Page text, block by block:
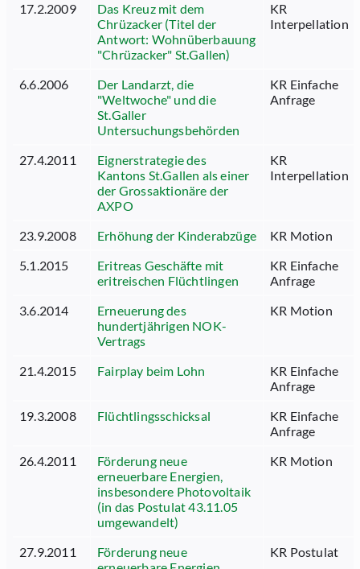
17.2.2009
Das Kreuz mit dem
Chrüzacker (Titel der
Antwort: Wohnüberbauung
"Chrüzacker" St.Gallen)
KR
Interpellation
6.6.2006
Der Landarzt, die
"Weltwoche" und die
St.Galler
Untersuchungsbehörden
KR Einfache
Anfrage
27.4.2011
Eignerstrategie des
Kantons St.Gallen als einer
der Grossaktionäre der
AXPO
KR
Interpellation
23.9.2008 Erhöhung der Kinderabzüge
KR Motion
5.1.2015
Eritreas Geschäfte mit
eritreischen Flüchtlingen
KR Einfache
Anfrage
3.6.2014
Erneuerung des
hundertjährigen NOK-
Vertrags
KR Motion
21.4.2015 Fairplay beim Lohn
KR Einfache
Anfrage
19.3.2008
Flüchtlingsschicksal
KR Einfache
Anfrage
26.4.2011
Förderung neue
erneuerbare Energien,
insbesondere Photovoltaik
(in das Postulat 43.11.05
umgewandelt)
KR Motion
27.9.2011
Förderung neue
KR Postulat